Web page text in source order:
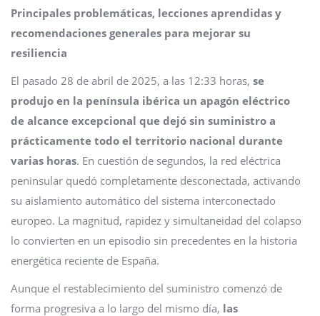
Principales problemáticas, lecciones aprendidas y
recomendaciones generales para mejorar su
resiliencia
El pasado 28 de abril de 2025, a las 12:33 horas, se
produjo en la península ibérica un apagón eléctrico
de alcance excepcional que dejó sin suministro a
prácticamente todo el territorio nacional durante
varias horas. En cuestión de segundos, la red eléctrica
peninsular quedó completamente desconectada, activando
su aislamiento automático del sistema interconectado
europeo. La magnitud, rapidez y simultaneidad del colapso
lo convierten en un episodio sin precedentes en la historia
energética reciente de España.
Aunque el restablecimiento del suministro comenzó de
forma progresiva a lo largo del mismo día, las